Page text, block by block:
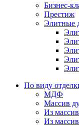
Бизнес-
Престиж
Элитные
По виду
МДФ
Массив
Из
Из